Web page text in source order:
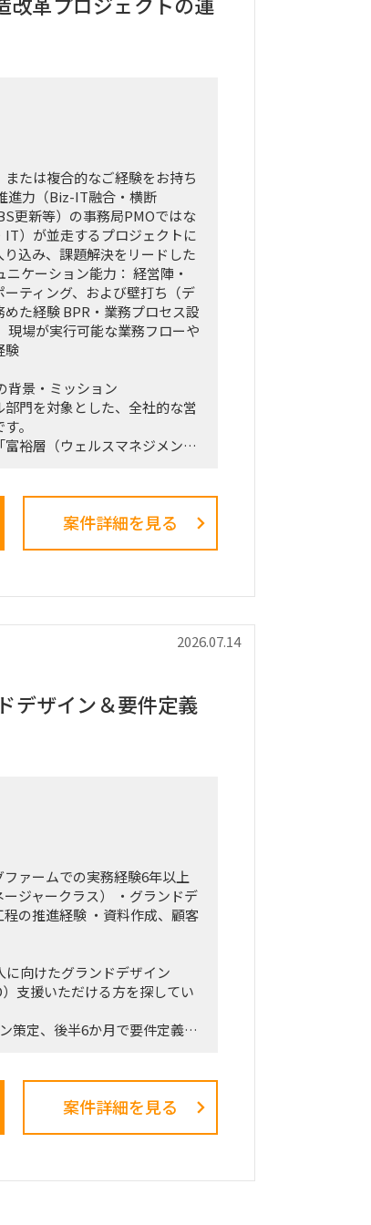
たは複合的なご経験をお持ち
進力（Biz-IT融合・横断
更新等）の事務局PMOではな
）が並走するプロジェクトに
込み、課題解決をリードした
ケーション能力： 経営陣・
ティング、および壁打ち（デ
た経験 BPR・業務プロセス設
現場が実行可能な業務フローや
験
背景・ミッション
門を対象とした、全社的な営
。
裕層（ウェルスマネジメン
っています。
らず、組織再編、営業プロセ
の実質的な推進リードおよび
論に入り込み、プロジェクトを
ングマネージャーとしての役
設計、新営業モデル設計な
落とし込み・タスクフォース
的）で回していただきます。
的なレポーティングおよび直
）への参画。
ダッシュボード」等の最先端
を現場の営業員にどう使わせる
着化支援。
クライアント（証券会社側）
、現場のリアルな知見を取り
行います。
案件詳細を見る
2026.07.14
デザイン＆要件定義
ァームでの実務経験6年以上
ージャークラス） ・グランドデ
の推進経験 ・資料作成、顧客
向けたグランドデザイン
）支援いただける方を探してい
策定、後半6か月で要件定義を
案件詳細を見る